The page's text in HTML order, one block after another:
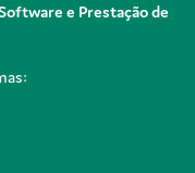
e Prestação de